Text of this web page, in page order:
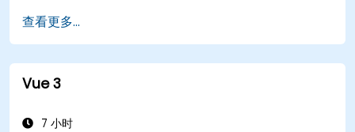
查看更多...
Vue 3
7 小时